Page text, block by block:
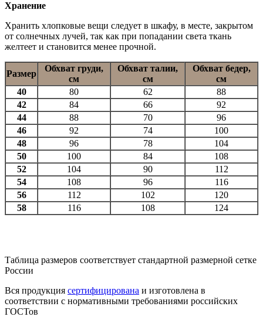
Хранение
Хранить хлопковые вещи следует в шкафу, в месте, закрытом
от солнечных лучей, так как при попадании света ткань
желтеет и становится менее прочной.
Размер
Обхват груди,
см
Обхват талии,
см
Обхват бедер,
см
40
80 62
88
42
84 66
92
44
88 70
96
46
92 74
100
48
96 78
104
50
100 84
108
52
104 90
112
54
108 96
116
56
112 102
120
58
116 108 124
Таблица размеров соответствует стандартной размерной сетке
России
Вся продукция сертифицирована и изготовлена в
соответствии с нормативными требованиями российских
ГОСТов